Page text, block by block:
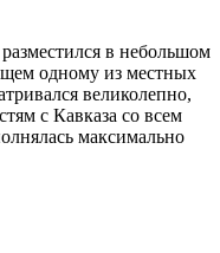
в небольшом
одному из местных
великолепно,
с Кавказа со всем
максимально